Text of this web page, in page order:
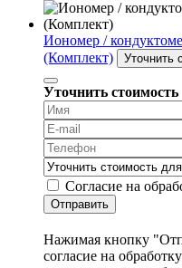
Иономер /
(Комплект)
Уточнить
Уточнить стоимость
Согласие на
Отправить
Нажимая кнопку
согласие на